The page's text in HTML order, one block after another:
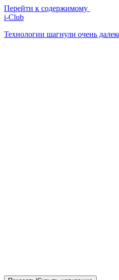
Перейти к содержимому
i-Club
Технологии шагнули очень